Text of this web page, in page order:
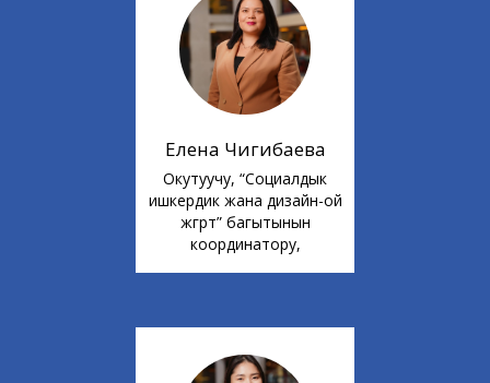
Елена Чигибаева
Окутуучу, “Социалдык
ишкердик жана дизайн-ой
жүгүртүү” багытынын
координатору,